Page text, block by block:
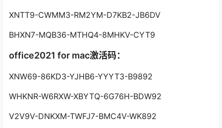
XNTT9-CWMM3-RM2YM-D7KB2-JB6DV
BHXN7-MQB36-MTHQ4-8MHKV-CYT9
office2021 for mac激活码：
XNW69-86KD3-YJHB6-YYYT3-B9892
WHKNR-W6RXW-XBYTQ-6G76H-BDW92
V2V9V-DNKXM-TWFJ7-BMC4V-WK892